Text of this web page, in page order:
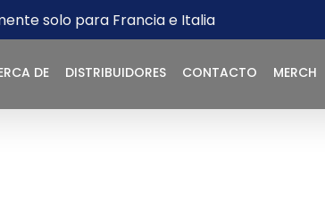
solo para Francia e Italia
DE DISTRIBUIDORES CONTACTO MERCH